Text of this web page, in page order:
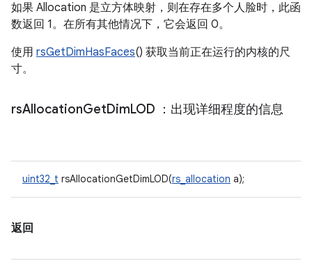
如果 Allocation 是立方体映射，则在存在多个人脸时，此函
数返回 1。在所有其他情况下，它会返回 0。
使用 rsGetDimHasFaces() 获取当前正在运行的内核的尺
寸。
rsAllocationGetDimLOD ：出现详细程度的信息
uint32_t rsAllocationGetDimLOD(rs_allocation a);
返回